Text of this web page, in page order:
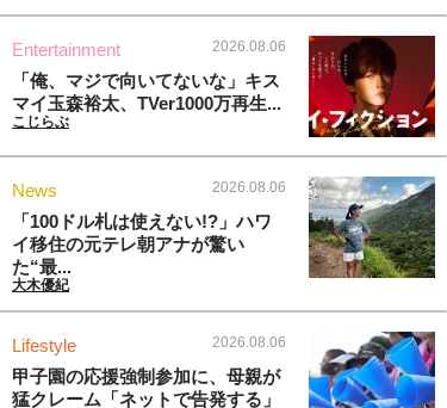
Entertainment 2026.08.06
「俺、マジで向いてないな」キス
マイ玉森裕太、TVer1000万再生...
こじらぶ
News 2026.08.06
「100ドル札は使えない!?」ハワ
イ移住の元テレ朝アナが驚い
た“最...
大木優紀
Lifestyle 2026.08.06
甲子園の応援強制参加に、母親が
猛クレーム「ネットで告発する」